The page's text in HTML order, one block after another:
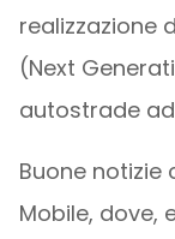
realizzazione
(Next
autostrade
Buone
Mobile, dove,